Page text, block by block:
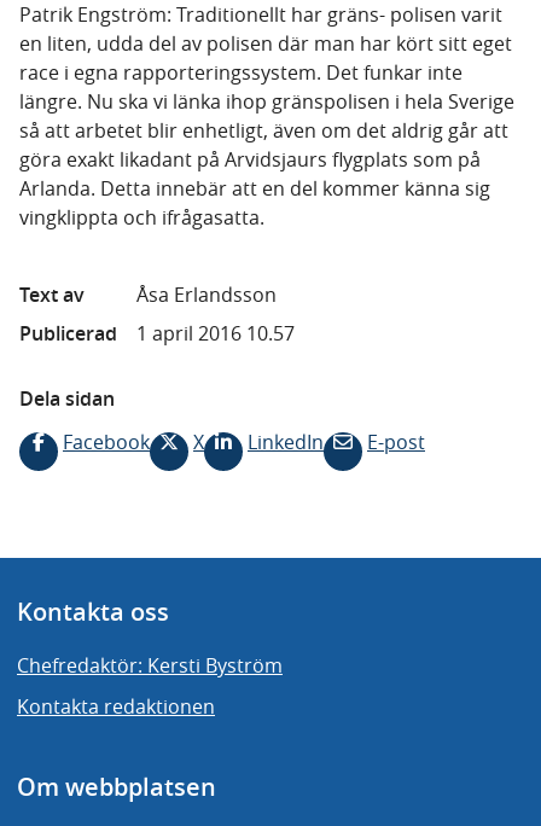
Patrik Engström: Traditionellt har gräns- polisen varit
en liten, udda del av polisen där man har kört sitt eget
race i egna rapporteringssystem. Det funkar inte
längre. Nu ska vi länka ihop gränspolisen i hela Sverige
så att arbetet blir enhetligt, även om det aldrig går att
göra exakt likadant på Arvidsjaurs flygplats som på
Arlanda. Detta innebär att en del kommer känna sig
vingklippta och ifrågasatta.
Text av
Åsa Erlandsson
Publicerad
1 april 2016 10.57
Dela sidan
Facebook
X LinkedIn E-post
Kontakta oss
Chefredaktör: Kersti Byström
Kontakta redaktionen
Om webbplatsen